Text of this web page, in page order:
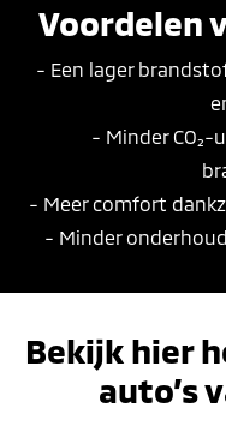
Voordelen
- Een lager
- Minder
- Meer comfort
- Minder
Bekijk hier
auto’s